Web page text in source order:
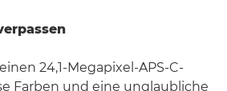
24,1-Megapixel-APS-C-
Farben und eine unglaubliche